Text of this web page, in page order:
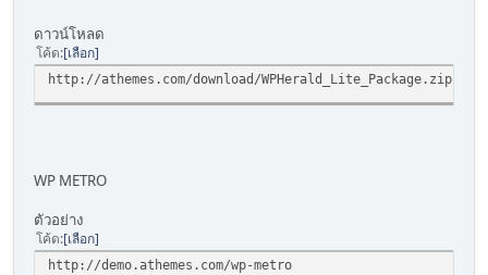
ดาวน์โหลด
โค้ด เลือก
http://athemes.com/download/WPHerald_Lite_Package.zip
WP METRO
ตัวอย่าง
โค้ด เลือก
http://demo.athemes.com/wp-metro